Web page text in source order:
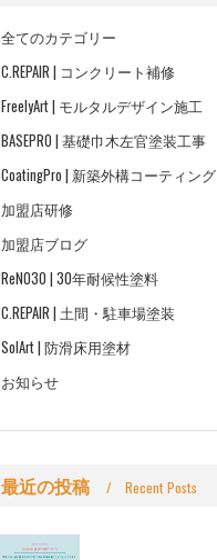
全てのカテゴリー
C.REPAIR | コンクリート補修
FreelyArt | モルタルデザイン施工
BASEPRO | 基礎巾木左官塗装工事
CoatingPro | 新築外構コーティング
加盟店研修
加盟店ブログ
ReNO30 | 30年耐候性塗料
C.REPAIR | 土間・駐車場塗装
SolArt | 防滑床用塗材
お知らせ
最近の投稿 Recent Posts